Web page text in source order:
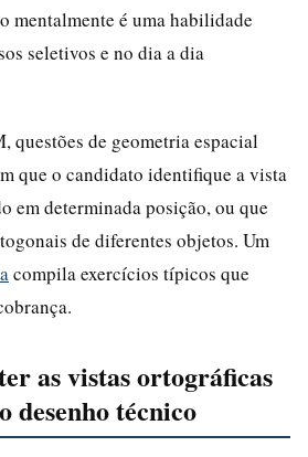
mentalmente é uma habilidade
seletivos e no dia a dia
questões de geometria espacial
que o candidato identifique a vista
em determinada posição, ou que
de diferentes objetos. Um
compila exercícios típicos que
as vistas ortográficas
desenho técnico